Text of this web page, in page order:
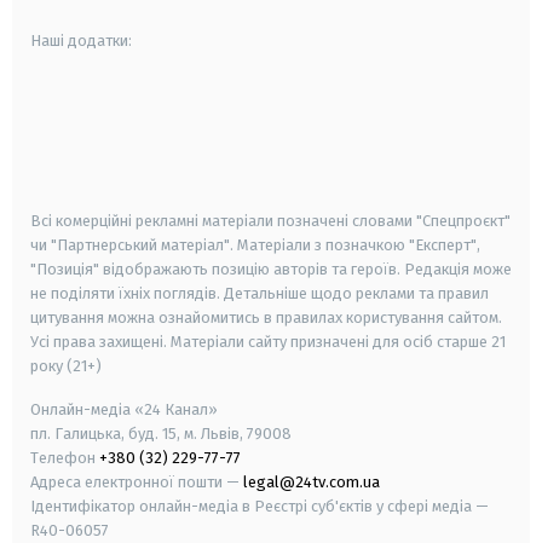
Наші додатки:
Всі комерційні рекламні матеріали позначені словами "Спецпроєкт"
чи "Партнерський матеріал". Матеріали з позначкою "Експерт",
"Позиція" відображають позицію авторів та героїв. Редакція може
не поділяти їхніх поглядів. Детальніше щодо реклами та правил
цитування можна ознайомитись в правилах користування сайтом.
Усі права захищені. Матеріали сайту призначені для осіб старше 21
року (21+)
Онлайн-медіа «24 Канал»
пл. Галицька, буд. 15, м. Львів, 79008
Телефон +380 (32) 229-77-77
Адреса електронної пошти — legal@24tv.com.ua
Ідентифікатор онлайн-медіа в Реєстрі суб'єктів у сфері медіа —
R40-06057